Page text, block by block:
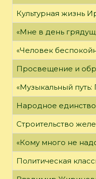
Культурная жизнь
«Мне в день
«Человек
Просвещение и
«Музыкальный
Народное
Строительство
«Кому много не
Политическая